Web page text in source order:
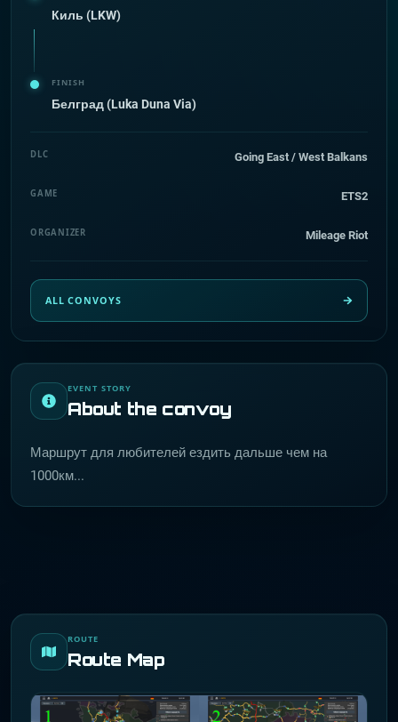
EVENT STORY
About the convoy
Маршрут для любителей ездить дальше чем на
1000км...
ROUTE
Route Map
Киль (LKW)
FINISH
Белград (Luka Duna Via)
DLC Going East / West Balkans
GAME ETS2
ORGANIZER Mileage Riot
ALL CONVOYS